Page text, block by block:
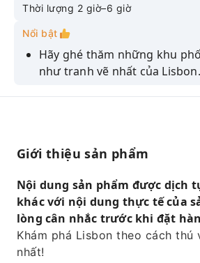
Thời lượng 2 giờ–6 giờ
Nổi bật
Hãy ghé thăm những khu
như tranh vẽ nhất của Lisbon.
Tìm hiểu về lịch sử nghệ
bằng xe tuk tuk thân thiện
Giới thiệu sản phẩm
Nội dung sản phẩm được dịch
khác với nội dung thực tế của
lòng cân nhắc trước khi đặt
Khám phá Lisbon theo cách thú
nhất!